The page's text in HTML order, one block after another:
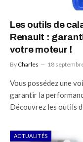
Les outils de
Renault :
votre moteur !
By Charles 18
Vous possédez une
garantir la
Découvrez les outils
ACTUALITÉS